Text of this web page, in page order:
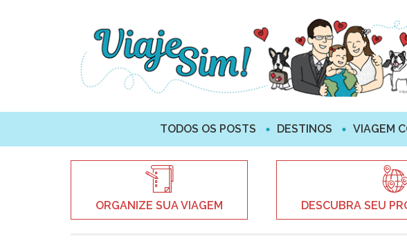
TODOS OS POSTS DESTINOS VIAGEM
ORGANIZE SUA VIAGEM DESCUBRA SEU